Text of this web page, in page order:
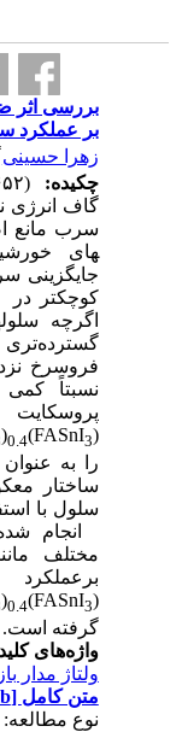
بررسی اثر
بر عملکرد
زهرا حسینی
۱
چکیده:
گاف انرژی
های
جایگزینی
کوچکتر در
نسبتاً کمی
3
)
3 0.4
را به
ساختار
انجام شده
مختلف
3
)
3 0.4
گرفته است.
واژه‌های
ولتاژ مدار باز،
متن کامل[PDF 698 kb]
نوع مطالعه: